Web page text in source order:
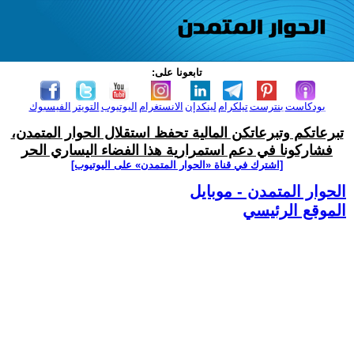
تابعونا على:
الفيسبوك التويتر اليوتيوب الانستغرام لينكدإن تيلكرامبنترست بودكاست
تبرعاتكم وتبرعاتكن المالية تحفظ استقلال الحوار المتمدن،
فشاركونا في دعم استمرارية هذا الفضاء اليساري الحر
[اشترك في قناة ‫«الحوار المتمدن» على اليوتيوب]
الحوار المتمدن - موبايل
الموقع الرئيسي